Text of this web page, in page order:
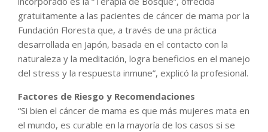
gratuitamente a las pacientes de cáncer de mama por la
Fundación Floresta que, a través de una práctica
desarrollada en Japón, basada en el contacto con la
naturaleza y la meditación, logra beneficios en el manejo
del stress y la respuesta inmune”, explicó la profesional.
Factores de Riesgo y Recomendaciones
“Si bien el cáncer de mama es que más mujeres mata en
el mundo, es curable en la mayoría de los casos si se